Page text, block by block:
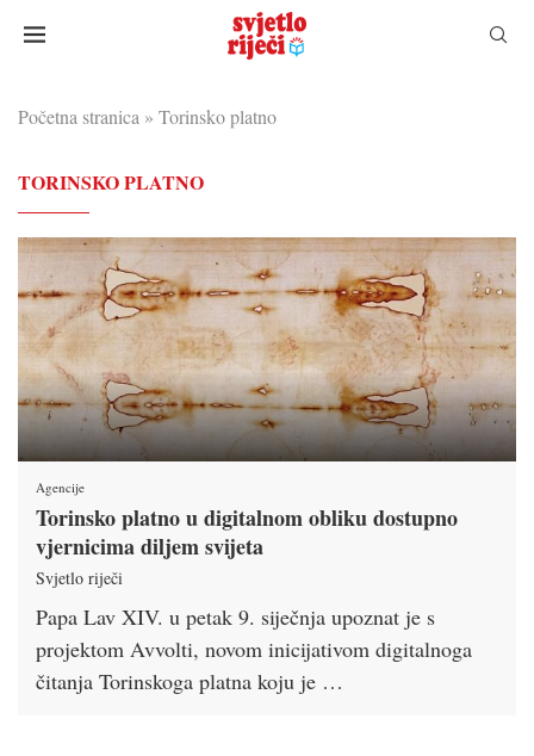
Početna stranica » Torinsko platno
TORINSKO PLATNO
Agencije
Torinsko platno u digitalnom obliku dostupno
vjernicima diljem svijeta
Svjetlo riječi
Papa Lav XIV. u petak 9. siječnja upoznat je s
projektom Avvolti, novom inicijativom digitalnoga
čitanja Torinskoga platna koju je …